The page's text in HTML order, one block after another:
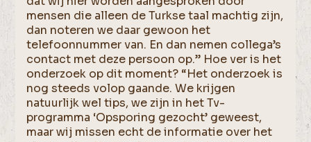
mensen die alleen de Turkse taal machtig zijn,
dan noteren we daar gewoon het
telefoonnummer van. En dan nemen collega’s
contact met deze persoon op.” Hoe ver is het
onderzoek op dit moment? “Het onderzoek is
nog steeds volop gaande. We krijgen
natuurlijk wel tips, we zijn in het Tv-
programma ‘Opsporing gezocht’ geweest,
maar wij missen echt de informatie over het